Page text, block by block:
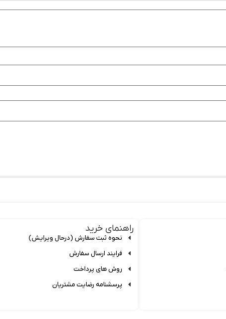
راهنمای خرید
نحوه ثبت سفارش (درحال ویرایش)
فرایند ارسال سفارش
روش های پرداخت
پرسشنامه رضایت مشتریان